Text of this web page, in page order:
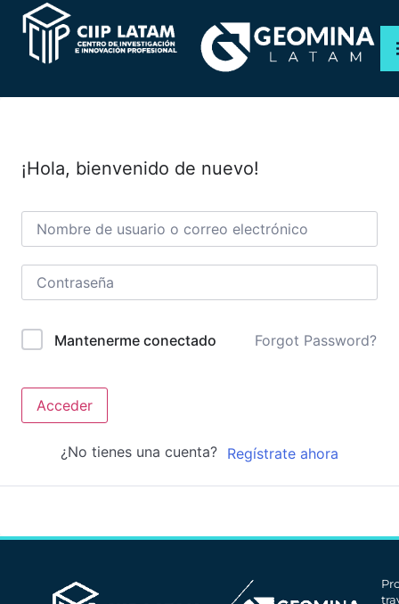
WEBINAR
NOSOTROS
TIENDA
¡Hola, bienvenido de nuevo!
Mantenerme conectado Forgot Password?
Acceder
¿No tienes una cuenta? Regístrate ahora